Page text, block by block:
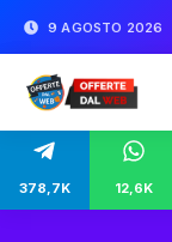
9 AGOSTO 2026
378,7K 12,6K